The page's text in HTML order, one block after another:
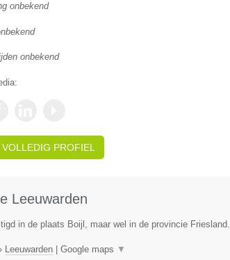
onbekend
onbekend
PROFIEL
Leeuwarden
in de plaats Boijl, maar wel in de provincie Friesland.
Leeuwarden| Google maps ▼